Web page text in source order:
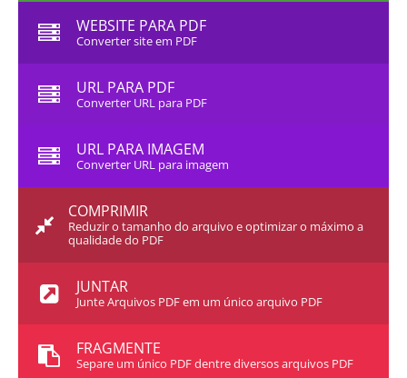
WEBSITE PARA PDF
Converter site em PDF
URL PARA PDF
Converter URL para PDF
URL PARA IMAGEM
Converter URL para imagem
COMPRIMIR
Reduzir o tamanho do arquivo e optimizar o máximo a
qualidade do PDF
JUNTAR
Junte Arquivos PDF em um único arquivo PDF
FRAGMENTE
Separe um único PDF dentre diversos arquivos PDF